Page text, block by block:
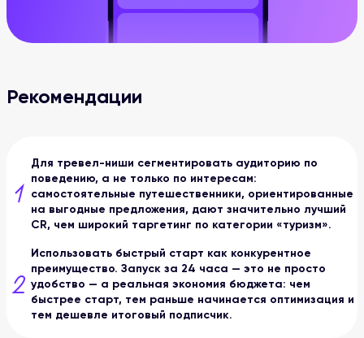
Рекомендации
Для тревел-ниши сегментировать аудиторию по
поведению, а не только по интересам:
самостоятельные путешественники, ориентированные
на выгодные предложения, дают значительно лучший
CR, чем широкий таргетинг по категории «туризм».
Использовать быстрый старт как конкурентное
преимущество. Запуск за 24 часа — это не просто
удобство — а реальная экономия бюджета: чем
быстрее старт, тем раньше начинается оптимизация и
тем дешевле итоговый подписчик.